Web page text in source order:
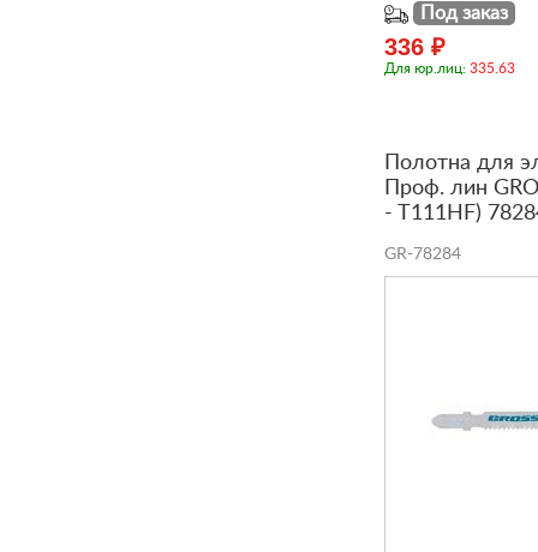
Под заказ
336 ₽
Для юр.лиц: 335.63
Полотна для
Проф. лин
- T111HF)
GR-78284